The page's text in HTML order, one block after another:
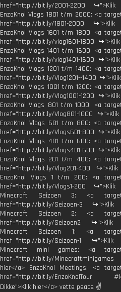
href="http://bit.ly/2001-2200 ↪">Klik
EnzoKnol Vlogs 1801 t/m 2000: <a
href="http://bit.ly/1801-2000 ↪">Klik
EnzoKnol Vlogs 1601 t/m 1800: <a
href="http://bit.ly/vlog1601-1800
EnzoKnol Vlogs 1401 t/m 1600: <a
href="http://bit.ly/vlog1401-1600
EnzoKnol Vlogs 1201 t/m 1400: <a
href="http://bit.ly/Vlog1201--1400
EnzoKnol Vlogs 1001 t/m 1200: <a
href="http://bit.ly/Vlog1001-1200
EnzoKnol Vlogs 801 t/m 1000: <a
href="http://bit.ly/Vlog801-1000
EnzoKnol Vlogs 601 t/m 800: <a
href="http://bit.ly/Vlogs601-800
EnzoKnol Vlogs 401 t/m 600: <a
href="http://bit.ly/Vlogs401-600
EnzoKnol Vlogs 201 t/m 400: <a
href="http://bit.ly/Vlog201-400
EnzoKnol Vlogs 1 t/m 200: <a
href="http://bit.ly/Vlogs1-200
Minecraft Seizoen 3: <a
href="http://bit.ly/Seizoen-3 ↪">Klik
Minecraft Seizoen 2: <a
href="http://bit.ly/Seizoen2 ↪">Klik
Minecraft Seizoen 1: <a
href="http://bit.ly/Seizoen-1 ↪">Klik
Minecraft mini games: <a
href="http://bit.ly/
hier</a> EnzoKnol Meetings: <a
href="http://bit.ly/EnzoKnolTour
Dikke">Klik hier</a> vette peace ✌